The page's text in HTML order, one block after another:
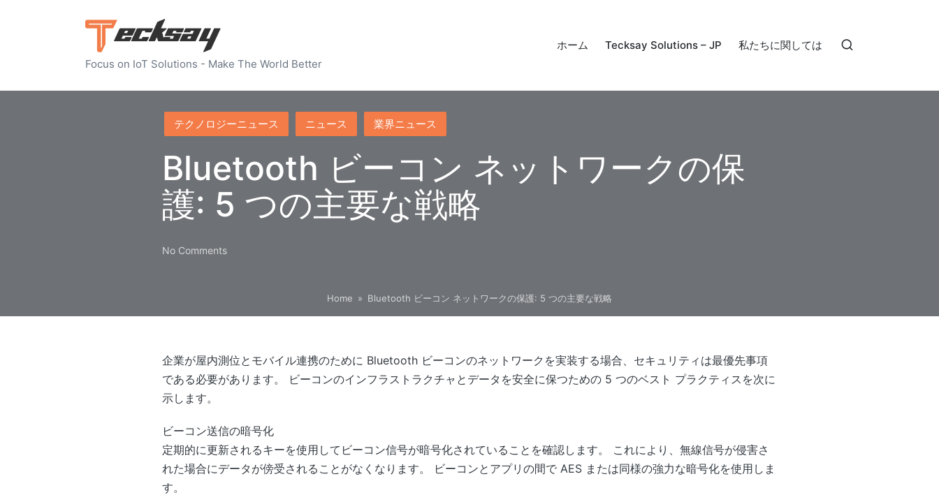
Focus on IoT Solutions - Make The World Better
ホーム Tecksay Solutions – JP 私たちに関しては
Posted
in
テクノロジーニュース ニュース 業界ニュース
Bluetooth ビーコン ネットワークの保
護: 5 つの主要な戦略
No Comments
Home » Bluetooth ビーコン ネットワークの保護: 5 つの主要な戦略
企業が屋内測位とモバイル連携のために Bluetooth ビーコンのネットワークを実装する場合、セキュリティは最優先事項
である必要があります。 ビーコンのインフラストラクチャとデータを安全に保つための 5 つのベスト プラクティスを次に
示します。
ビーコン送信の暗号化
定期的に更新されるキーを使用してビーコン信号が暗号化されていることを確認します。 これにより、無線信号が侵害さ
れた場合にデータが傍受されることがなくなります。 ビーコンとアプリの間で AES または同様の強力な暗号化を使用しま
す。